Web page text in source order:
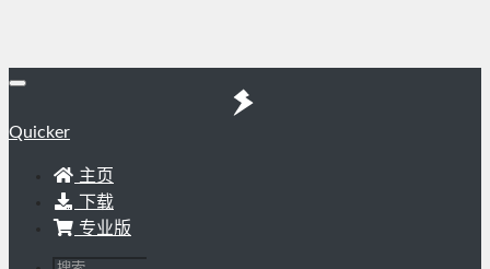
Quicker
主页
下载
专业版